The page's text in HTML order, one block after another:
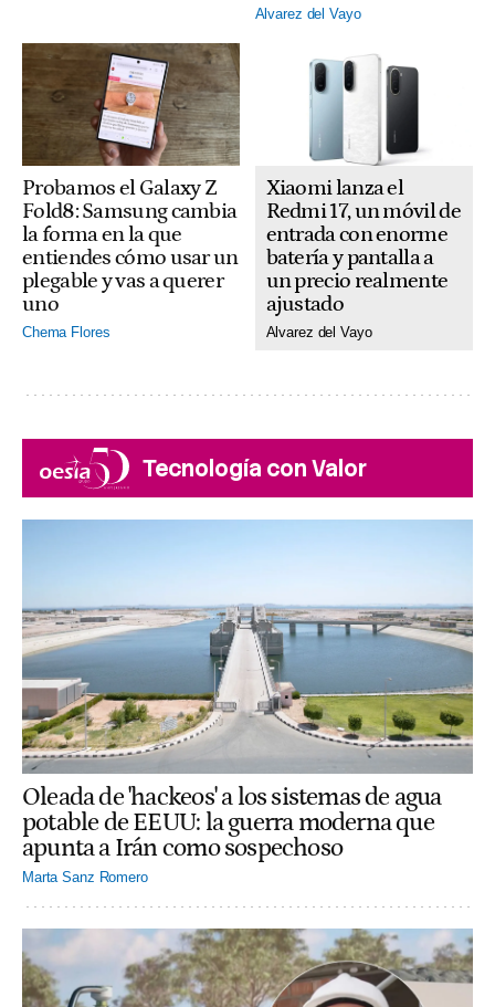
Alvarez del Vayo
Probamos el Galaxy Z
Fold8: Samsung cambia
la forma en la que
entiendes cómo usar un
plegable y vas a querer
uno
Chema Flores
Xiaomi lanza el
Redmi 17, un móvil de
entrada con enorme
batería y pantalla a
un precio realmente
ajustado
Alvarez del Vayo
Tecnología con Valor
Oleada de 'hackeos' a los sistemas de agua
potable de EEUU: la guerra moderna que
apunta a Irán como sospechoso
Marta Sanz Romero